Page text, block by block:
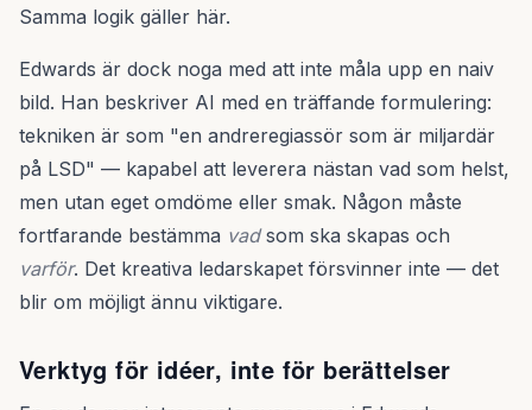
Samma logik gäller här.
Edwards är dock noga med att inte måla upp en naiv
bild. Han beskriver AI med en träffande formulering:
tekniken är som "en andreregiassör som är miljardär
på LSD" — kapabel att leverera nästan vad som helst,
men utan eget omdöme eller smak. Någon måste
fortfarande bestämma vadsom ska skapas och
varför. Det kreativa ledarskapet försvinner inte — det
blir om möjligt ännu viktigare.
Verktyg för idéer, inte för berättelser